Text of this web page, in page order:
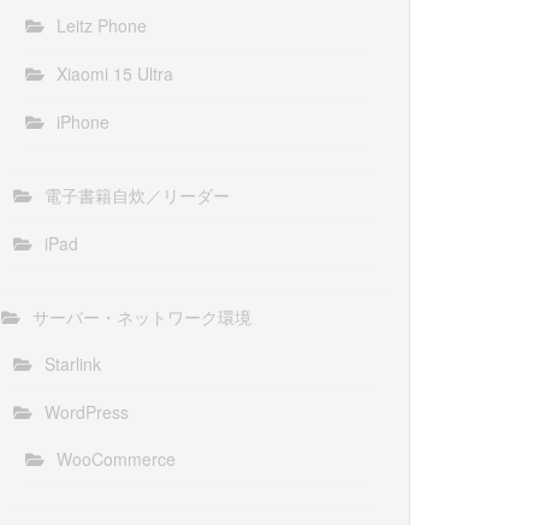
Leitz Phone
Xiaomi 15 Ultra
iPhone
電子書籍自炊／リーダー
iPad
サーバー・ネットワーク環境
Starlink
WordPress
WooCommerce